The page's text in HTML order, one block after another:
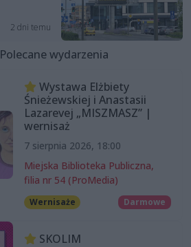
2 dni temu
Polecane wydarzenia
Wystawa Elżbiety
Śnieżewskiej i Anastasii
Lazarevej „MISZMASZ” |
wernisaż
7 sierpnia 2026, 18:00
Miejska Biblioteka Publiczna,
filia nr 54 (ProMedia)
Wernisaże Darmowe
SKOLIM